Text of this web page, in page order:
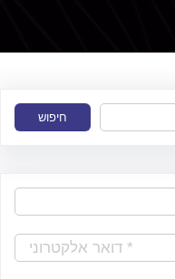
חיפוש